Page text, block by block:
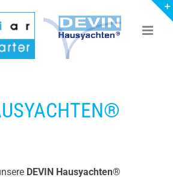
DEVIN Hausyachten®